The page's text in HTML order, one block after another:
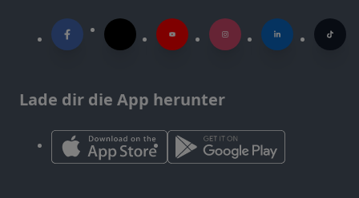
Lade dir die App herunter